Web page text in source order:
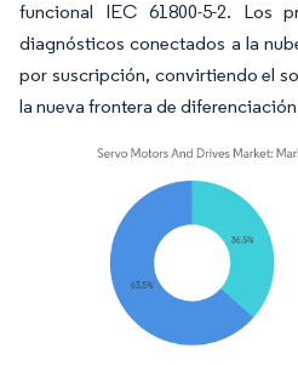
funcional IEC 61800-5-2. Los
diagnósticos conectados a la
por suscripción, convirtiendo el
la nueva frontera de